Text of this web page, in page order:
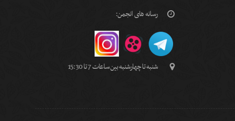
رسانه های انجمن:
شنبه تا چهارشنبه بین ساعات 7 تا 15:30